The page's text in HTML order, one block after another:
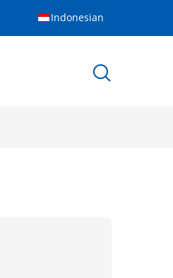
Indonesian